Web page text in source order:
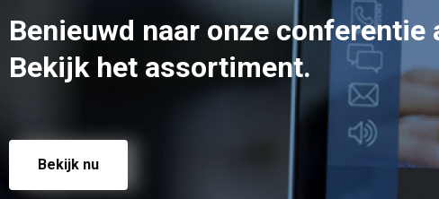
Benieuwd naar onze conferentie
Bekijk het assortiment.
Bekijk nu